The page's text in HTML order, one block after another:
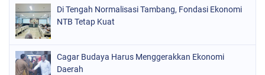
Di Tengah Normalisasi Tambang, Fondasi Ekonomi
NTB Tetap Kuat
Cagar Budaya Harus Menggerakkan Ekonomi
Daerah